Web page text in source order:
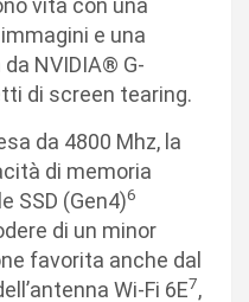
vita con una
e una
NVIDIA® G-
di screen tearing.
da 4800 Mhz, la
di memoria
SSD (Gen4)​6
di un minor
favorita anche dal
Wi-Fi 6E7,